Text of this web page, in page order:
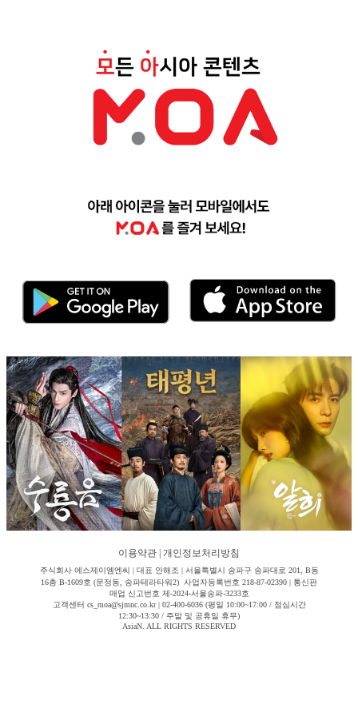
이용약관 개인정보처리방침
주식회사 에스제이엠엔씨 | 대표 안해조 | 서울특별시 송파구 송파대로 201, B동
16층 B-1609호 (문정동, 송파테라타워2) 사업자등록번호 218-87-02390 | 통신판
매업 신고번호 제-2024-서울송파-3233호
고객센터 cs_moa@sjmnc.co.kr | 02-400-6036 (평일 10:00~17:00 / 점심시간
12:30~13:30 / 주말 및 공휴일 휴무)
AsiaN. ALL RIGHTS RESERVED